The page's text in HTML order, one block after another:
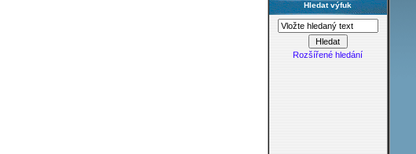
Hledat výfuk
Rozšířené hledání